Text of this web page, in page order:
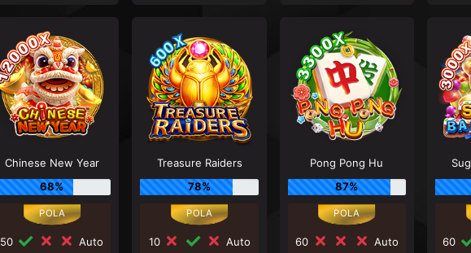
Chinese New Year
68%
50
Auto
Treasure Raiders
78%
10
Auto
Pong Pong Hu
87%
60
Auto
60